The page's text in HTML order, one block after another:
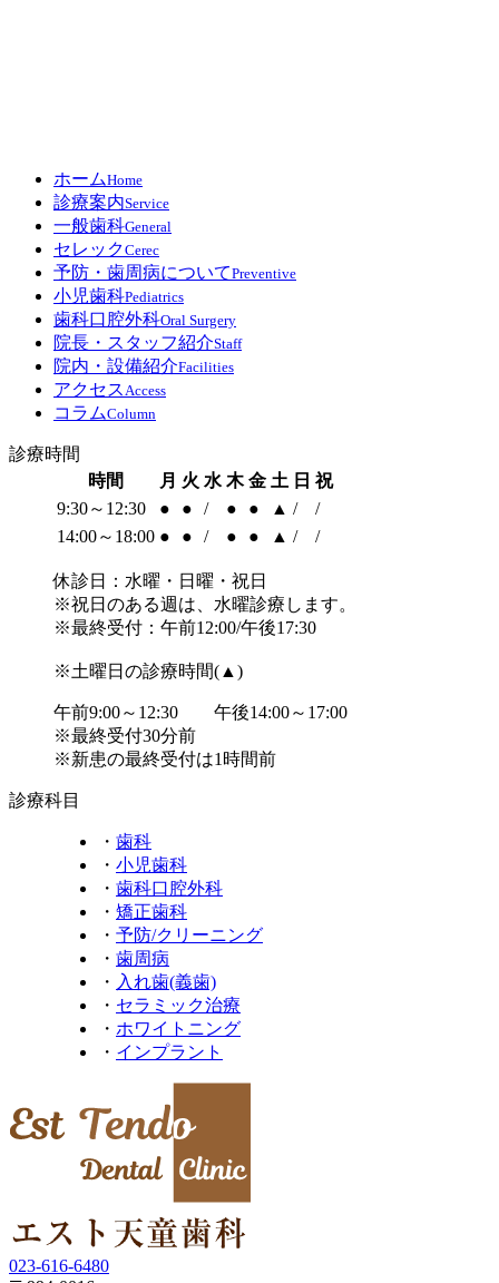
ホームHome
診療案内Service
一般歯科General
セレックCerec
予防・歯周病についてPreventive
小児歯科Pediatrics
歯科口腔外科Oral Surgery
院長・スタッフ紹介Staff
院内・設備紹介Facilities
アクセスAccess
コラムColumn
診療時間
時間
月 火 水 木 金 土 日 祝
9:30～12:30
● ● / ● ● ▲ /
/
14:00～ 18:00 ● ● / ● ● ▲ / /
休診日：水曜・日曜・祝日
※祝日のある週は、水曜診療します。
※最終受付：午前12:00/午後17:30
※土曜日の診療時間(▲)
午前9:00～12:30 午後14:00～ 17:00
※最終受付30分前
※新患の最終受付は1時間前
診療科目
・ 歯科
・ 小児歯科
・ 歯科口腔外科
・ 矯正歯科
・ 予防/クリーニング
・ 歯周病
・ 入れ歯(義歯)
・ セラミック治療
・ ホワイトニング
・ インプラント
023-616-6480